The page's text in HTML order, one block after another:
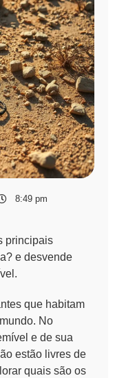
8:49 pm
principais
e desvende
que habitam
No
e de sua
estão livres de
quais são os